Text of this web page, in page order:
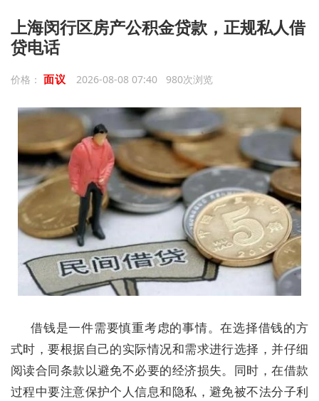
上海闵行区房产公积金贷款，正规私人借
贷电话
价格： 面议 2026-08-08 07:40 980次浏览
借钱是一件需要慎重考虑的事情。在选择借钱的方
式时，要根据自己的实际情况和需求进行选择，并仔细
阅读合同条款以避免不必要的经济损失。同时，在借款
过程中要注意保护个人信息和隐私，避免被不法分子利